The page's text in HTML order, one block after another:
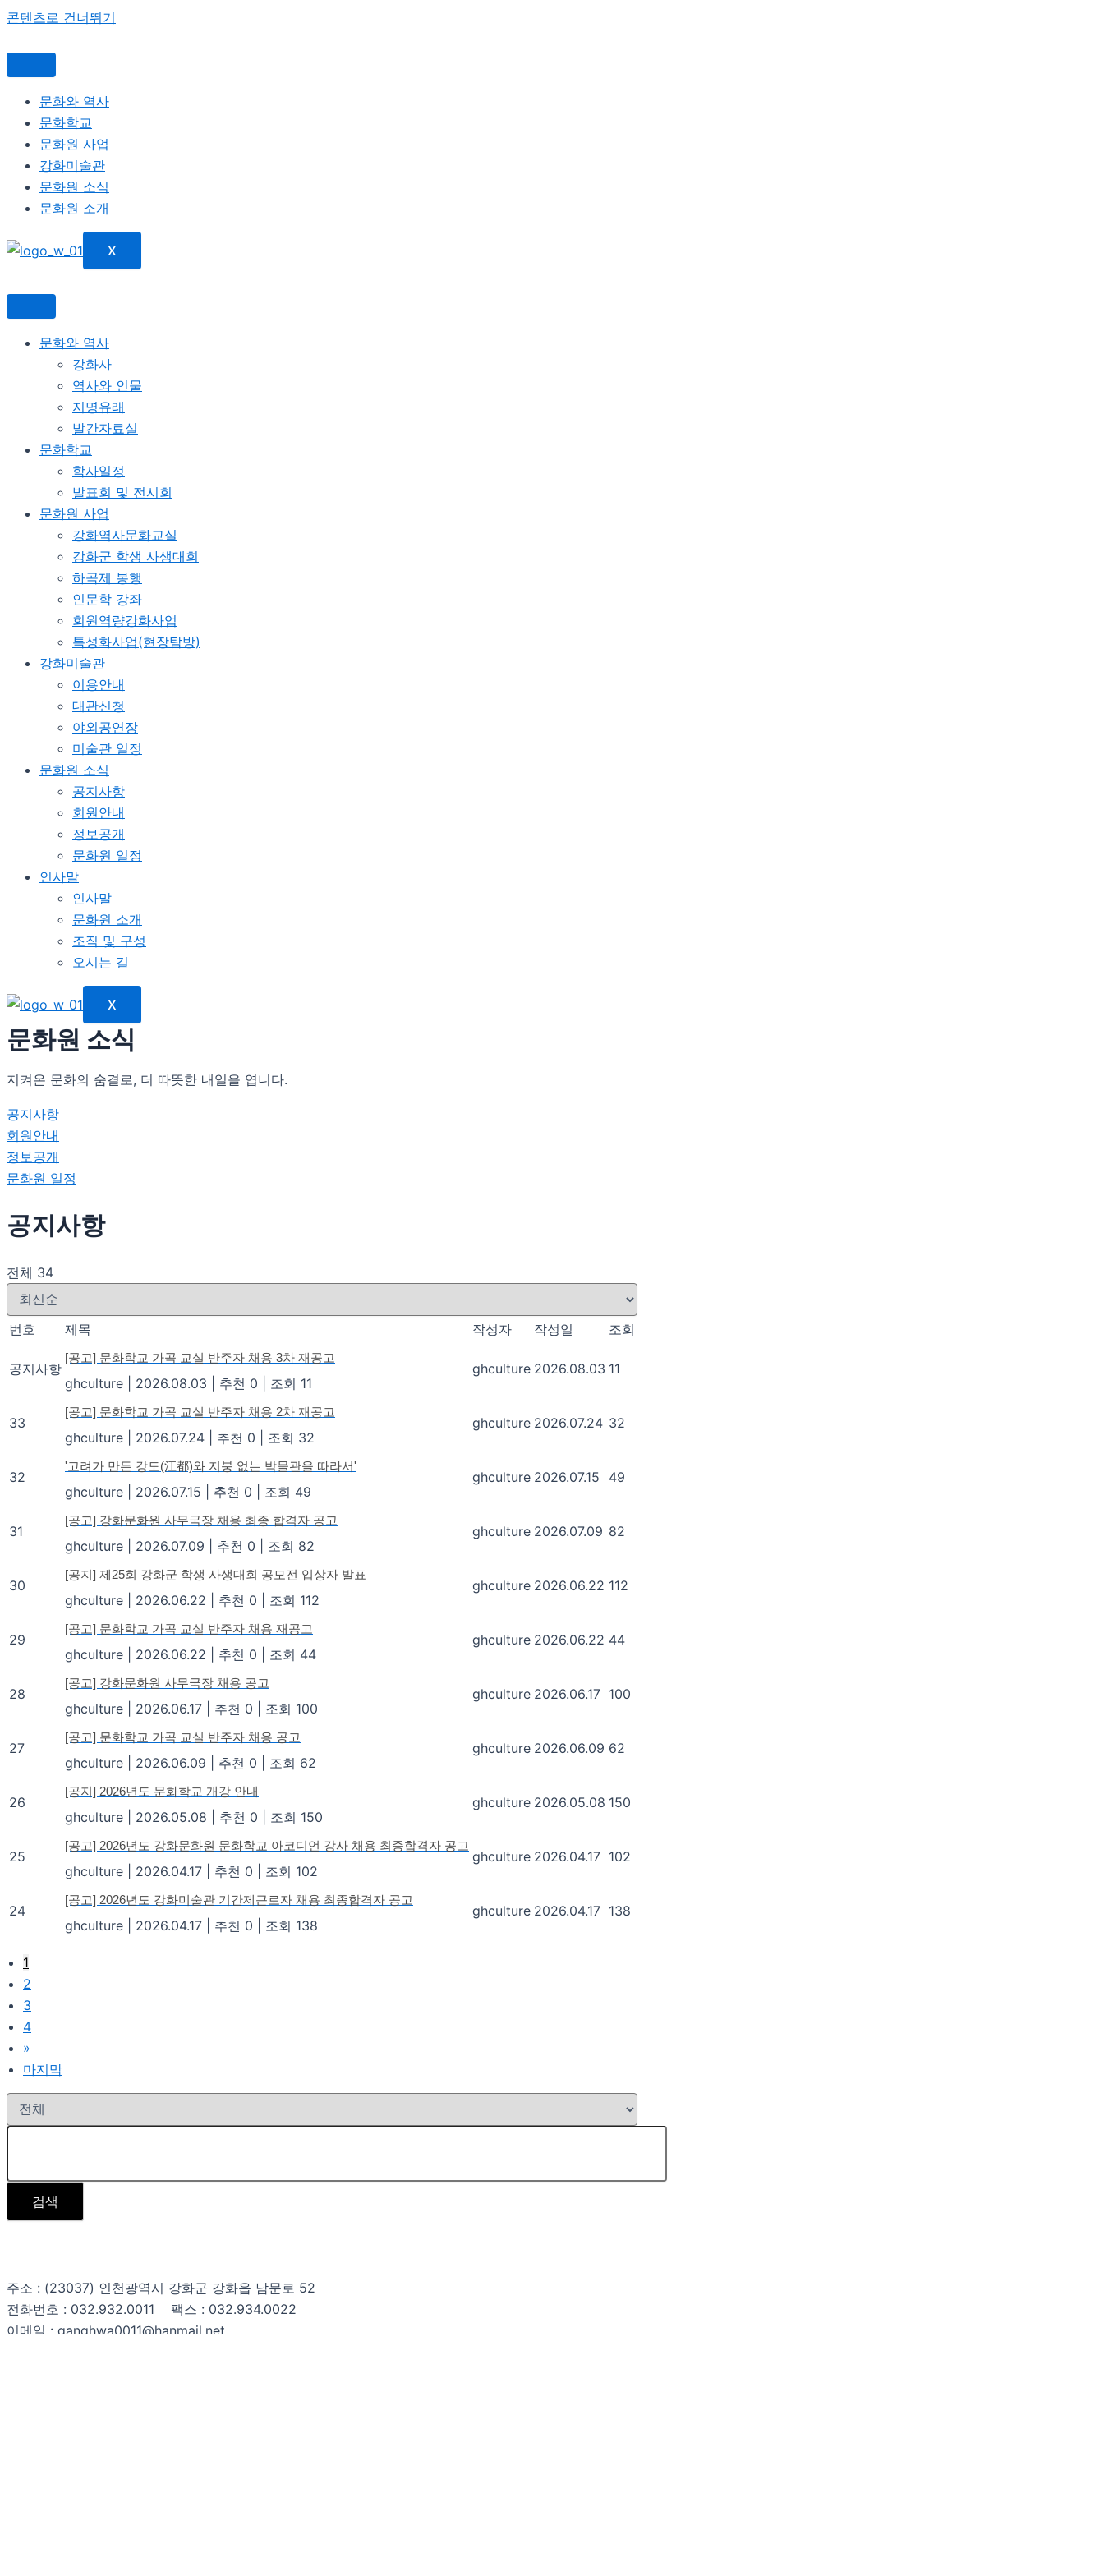
콘텐츠로 건너뛰기
문화와 역사
문화학교
문화원 사업
강화미술관
문화원 소식
문화원 소개
X
문화와 역사
강화사
역사와 인물
지명유래
발간자료실
문화학교
학사일정
발표회 및 전시회
문화원 사업
강화역사문화교실
강화군 학생 사생대회
하곡제 봉행
인문학 강좌
회원역량강화사업
특성화사업(현장탐방)
강화미술관
이용안내
대관신청
야외공연장
미술관 일정
문화원 소식
공지사항
회원안내
정보공개
문화원 일정
인사말
인사말
문화원 소개
조직 및 구성
오시는 길
X
문화원 소식
지켜온 문화의 숨결로, 더 따뜻한 내일을 엽니다.
공지사항
회원안내
정보공개
문화원 일정
공지사항
전체 34
번호 제목 작성자 작성일 조회
공지사항
[공고] 문화학교 가곡 교실 반주자 채용 3차 재공고
ghculture 2026.08.03 추천 0 조회 11
ghculture 2026.08.03 11
33
[공고] 문화학교 가곡 교실 반주자 채용 2차 재공고
ghculture 2026.07.24 추천 0 조회 32
ghculture 2026.07.24 32
32
'고려가 만든 강도(江都)와 지붕 없는 박물관을 따라서'
ghculture 2026.07.15 추천 0 조회 49
ghculture 2026.07.15 49
31
[공고] 강화문화원 사무국장 채용 최종 합격자 공고
ghculture 2026.07.09 추천 0 조회 82
ghculture 2026.07.09 82
30
[공지] 제25회 강화군 학생 사생대회 공모전 입상자 발표
ghculture 2026.06.22 추천 0 조회 112
ghculture 2026.06.22 112
29
[공고] 문화학교 가곡 교실 반주자 채용 재공고
ghculture 2026.06.22 추천 0 조회 44
ghculture 2026.06.22 44
28
[공고] 강화문화원 사무국장 채용 공고
ghculture 2026.06.17 추천 0 조회 100
ghculture 2026.06.17 100
27
[공고] 문화학교 가곡 교실 반주자 채용 공고
ghculture 2026.06.09 추천 0 조회 62
ghculture 2026.06.09 62
26
[공지] 2026년도 문화학교 개강 안내
ghculture 2026.05.08 추천 0 조회 150
ghculture 2026.05.08 150
25
[공고] 2026년도 강화문화원 문화학교 아코디언 강사 채용 최종합격자 공고
ghculture 2026.04.17 추천 0 조회 102
ghculture 2026.04.17 102
24
[공고] 2026년도 강화미술관 기간제근로자 채용 최종합격자 공고
ghculture 2026.04.17 추천 0 조회 138
ghculture 2026.04.17 138
1
2
3
4
»
마지막
검색
주소 : (23037) 인천광역시 강화군 강화읍 남문로 52
전화번호 : 032.932.0011 팩스 : 032.934.0022
이메일 : ganghwa0011@hanmail.net